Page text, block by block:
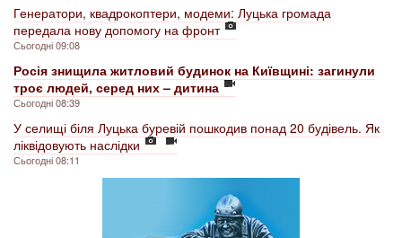
Генератори, квадрокоптери, модеми: Луцька громада
передала нову допомогу на фронт
Сьогодні 09:08
Росія знищила житловий будинок на Київщині: загинули
троє людей, серед них – дитина
Сьогодні 08:39
У селищі біля Луцька буревій пошкодив понад 20 будівель. Як
ліквідовують наслідки
Сьогодні 08:11